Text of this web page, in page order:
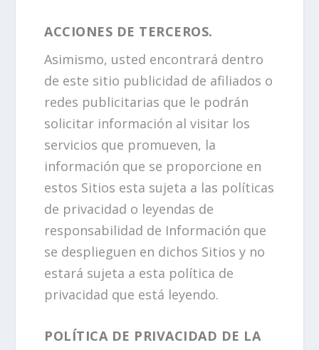
ACCIONES DE TERCEROS.
Asimismo, usted encontrará dentro
de este sitio publicidad de afiliados o
redes publicitarias que le podrán
solicitar información al visitar los
servicios que promueven, la
información que se proporcione en
estos Sitios esta sujeta a las políticas
de privacidad o leyendas de
responsabilidad de Información que
se desplieguen en dichos Sitios y no
estará sujeta a esta política de
privacidad que está leyendo.
POLÍTICA DE PRIVACIDAD DE LA